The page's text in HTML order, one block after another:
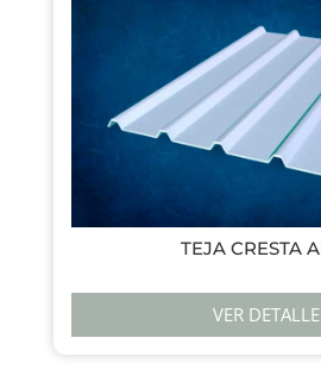
TEJA CRESTA
VER DETALLE